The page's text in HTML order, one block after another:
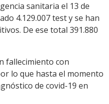
sanitaria el 13 de
4.129.007 test y se han
De ese total 391.880
fallecimiento con
lo que hasta el momento
de covid-19 en